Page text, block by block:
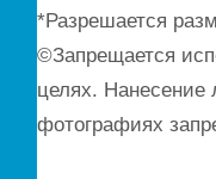
*Разрешается
©Запрещается
целях. Нанесение
фотографиях